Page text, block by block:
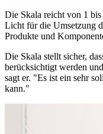
Die Skala reicht von 1
Licht für die Umsetzung
Produkte und
Die Skala stellt sicher,
berücksichtigt werden
sagt er. "Es ist ein sehr
kann."